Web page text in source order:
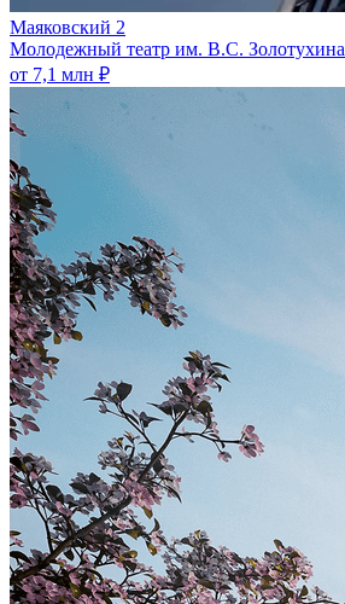
Маяковский 2
Молодежный театр им. В.С. Золотухина
от 7,1 млн ₽